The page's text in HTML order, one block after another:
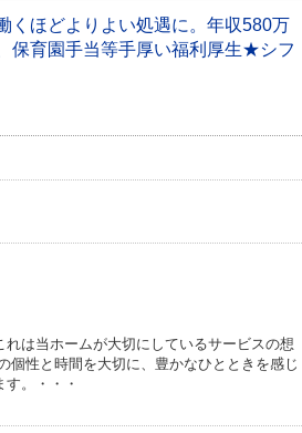
くほどよりよい処遇に。年収580万
保育園手当等手厚い福利厚生★シフ
れは当ホームが大切にしているサービスの想
個性と時間を大切に、豊かなひとときを感じ
。・・・